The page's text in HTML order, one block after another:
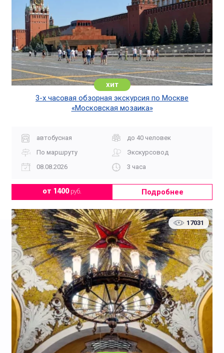
хит
3-х часовая обзорная экскурсия по Москве
«Московская мозаика»
автобусная
до 40 человек
По маршруту
Экскурсовод
08.08.2026
3 часа
от 1400руб. Подробнее
17031